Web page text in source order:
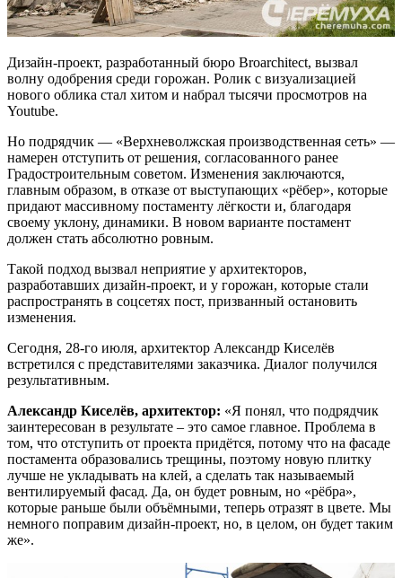
Дизайн-проект, разработанный бюро Broarchitect, вызвал
волну одобрения среди горожан. Ролик с визуализацией
нового облика стал хитом и набрал тысячи просмотров на
Youtube.
Но подрядчик — «Верхневолжская производственная сеть» —
намерен отступить от решения, согласованного ранее
Градостроительным советом. Изменения заключаются,
главным образом, в отказе от выступающих «рёбер», которые
придают массивному постаменту лёгкости и, благодаря
своему уклону, динамики. В новом варианте постамент
должен стать абсолютно ровным.
Такой подход вызвал неприятие у архитекторов,
разработавших дизайн-проект, и у горожан, которые стали
распространять в соцсетях пост, призванный остановить
изменения.
Сегодня, 28-го июля, архитектор Александр Киселёв
встретился с представителями заказчика. Диалог получился
результативным.
Александр Киселёв, архитектор: «Я понял, что подрядчик
заинтересован в результате – это самое главное. Проблема в
том, что отступить от проекта придётся, потому что на фасаде
постамента образовались трещины, поэтому новую плитку
лучше не укладывать на клей, а сделать так называемый
вентилируемый фасад. Да, он будет ровным, но «рёбра»,
которые раньше были объёмными, теперь отразят в цвете. Мы
немного поправим дизайн-проект, но, в целом, он будет таким
же».